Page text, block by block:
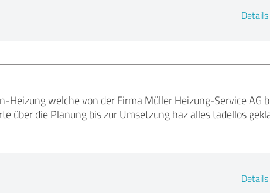
welche von der Firma Müller Heizung-Service AG
über die Planung bis zur Umsetzung haz alles tadellos